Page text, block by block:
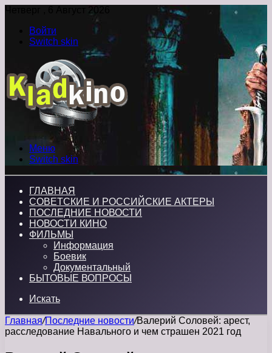
Четверг , 6 Август 2026
Войти
Switch skin
Меню
Switch skin
ГЛАВНАЯ
СОВЕТСКИЕ И РОССИЙСКИЕ АКТЕРЫ
ПОСЛЕДНИЕ НОВОСТИ
НОВОСТИ КИНО
ФИЛЬМЫ
Информация
Боевик
Документальный
БЫТОВЫЕ ВОПРОСЫ
Искать
Главная/Последние новости/Валерий Соловей: арест,
расследование Навального и чем страшен 2021 год